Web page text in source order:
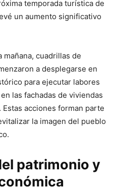
temporada turística de
un aumento significativo
mañana, cuadrillas de
a desplegarse en
para ejecutar labores
las fachadas de viviendas
acciones forman parte
la imagen del pueblo
patrimonio y